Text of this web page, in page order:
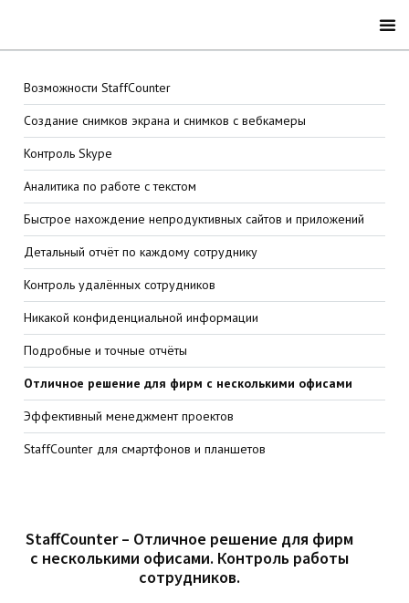
Возможности StaffCounter
Создание снимков экрана и снимков с вебкамеры
Контроль Skype
Аналитика по работе с текстом
Быстрое нахождение непродуктивных сайтов и приложений
Детальный отчёт по каждому сотруднику
Контроль удалённых сотрудников
Никакой конфиденциальной информации
Подробные и точные отчёты
Отличное решение для фирм с несколькими офисами
Эффективный менеджмент проектов
StaffCounter для смартфонов и планшетов
StaffCounter – Отличное решение для фирм
с несколькими офисами. Контроль работы
сотрудников.